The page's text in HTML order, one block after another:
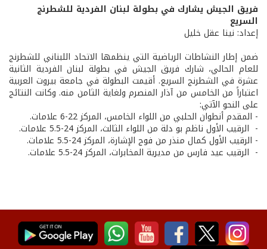
فريق الجيش يشارك في بطولة لبنان الفردية للشطرنج
السريع
إعداد: نينا عقل خليل
ضمن إطار النشاطات الرياضية التي ينظمها الاتحاد اللبناني للشطرنج
للعام الحالي، شارك فريق الجيش في بطولة لبنان الفردية الثانية
عشرة في الشطرنج السريع. أقيمت البطولة في جامعة بيروت العربية
اعتباراً من الخامس من آذار المنصرم ولغاية الثامن منه. وكانت النتائج
على النحو الآتي:
- المقدم أنطوان الحلبي من اللواء الخامس، المركز 22-6 علامات.
- ­ الرقيب الأول ناظم بو دلة من اللواء الثالث، المركز 24-5.5 علامات. ­
- الرقيب الأول كمال منذر من فوج الإشارة، المركز 24-5.5 علامات.
- ­ الرقيب عيد فارس من مديرية المخابرات، المركز 24-5.5 علامات.